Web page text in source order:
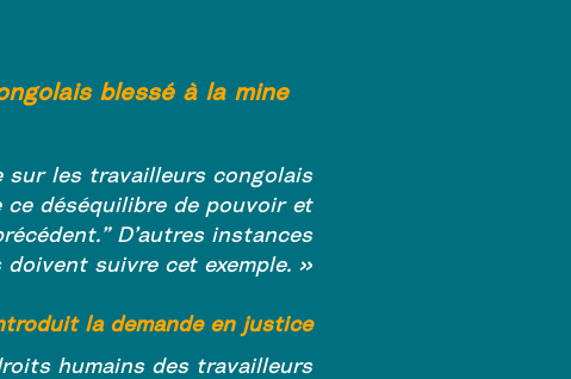
blessé à la mine
les travailleurs congolais
ce déséquilibre de pouvoir et
D’autres instances
suivre cet exemple. »
la demande en justice
humains des travailleurs